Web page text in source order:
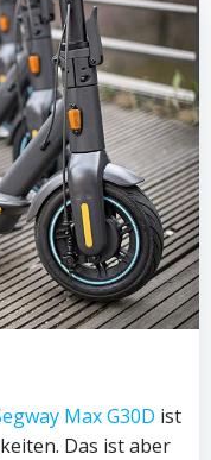
Max G30D ist
Das ist aber